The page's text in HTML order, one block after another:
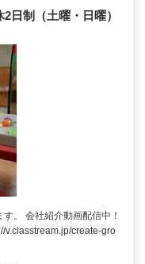
制（土曜・日曜）
。 会社紹介動画配信中！
v.classtream.jp/create-gro